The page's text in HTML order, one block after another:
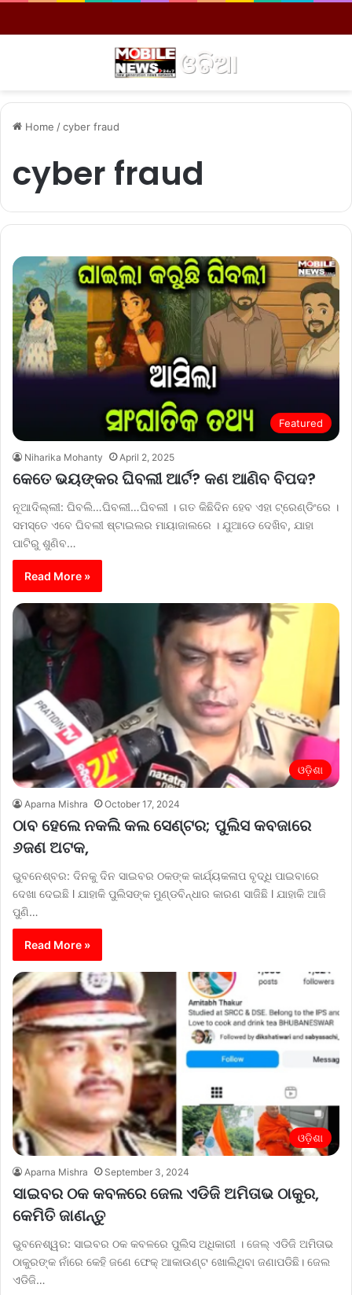
Home /cyber fraud
cyber fraud
Featured
Niharika Mohanty April 2, 2025
କେତେ ଭୟଙ୍କର ଘିବଲୀ ଆର୍ଟ? କଣ ଆଣିବ ବିପଦ?
ନୂଆଦିଲ୍ଲୀ: ଘିବଲି…ଘିବଲୀ…ଘିବଲୀ । ଗତ କିଛିଦିନ ହେବ ଏହା ଟ୍ରେଣ୍ଡିଂରେ ।
ସମସ୍ତେ ଏବେ ଘିବଲୀ ଷ୍ଟାଇଲର ମାୟାଜାଲରେ । ଯୁଆଡେ ଦେଖିବ, ଯାହା
ପାଟିରୁ ଶୁଣିବ…
Read More »
ଓଡ଼ିଶା
Aparna Mishra October 17, 2024
ଠାବ ହେଲେ ନକଲି କଲ ସେଣ୍ଟର; ପୁଲିସ କବଜାରେ
୬ଜଣ ଅଟକ,
ଭୁବନେଶ୍ବର: ଦିନକୁ ଦିନ ସାଇବର ଠକଙ୍କ କାର୍ଯ୍ୟକଳାପ ବୃଦ୍ଧି ପାଇବାରେ
ଦେଖା ଦେଇଛି l ଯାହାକି ପୁଲିସଙ୍କ ମୁଣ୍ଡବିନ୍ଧାର କାରଣ ସାଜିଛି l ଯାହାକି ଆଜି
ପୁଣି…
Read More »
ଓଡ଼ିଶା
Aparna Mishra September 3, 2024
ସାଇବର ଠକ କବଳରେ ଜେଲ ଏଡିଜି ଅମିତାଭ ଠାକୁର,
କେମିତି ଜାଣନ୍ତୁ
ଭୁବନେଶ୍ୱର: ସାଇବର ଠକ କବଳରେ ପୁଲିସ ଅଧିକାରୀ । ଜେଲ୍‌ ଏଡିଜି ଅମିତାଭ
ଠାକୁରଙ୍କ ନାଁରେ କେହି ଜଣେ ଫେକ୍‌ ଆକାଉଣ୍ଟ ଖୋଲିଥିବା ଜଣାପଡିଛି। ଜେଲ
ଏଡିଜି…